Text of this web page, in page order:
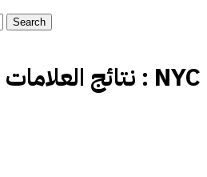
نتائج العلامات : NYC